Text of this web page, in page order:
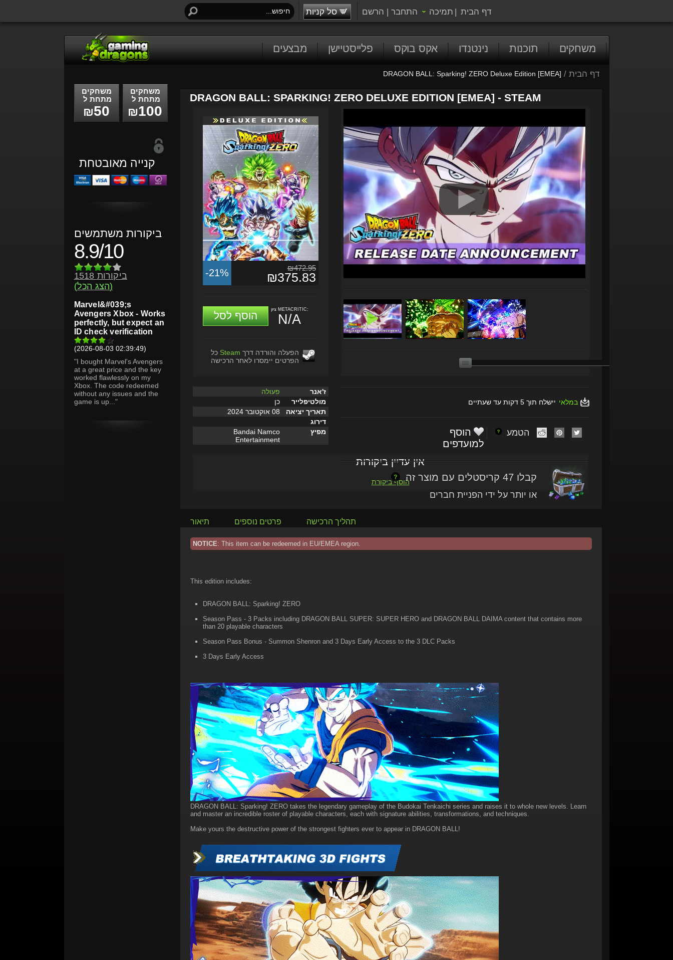
דף הבית | תמיכה התחבר | הרשם סל קניות
מבצעים פלייסטיישן אקס בוקס נינטנדו תוכנות משחקים
דף הבית /
DRAGON BALL: Sparking! ZERO Deluxe Edition [EMEA]
משחקים
מתחת ל
₪50
משחקים
מתחת ל
₪100
קנייה מאובטחת
ביקורות משתמשים
8.9/10
1518 ביקורות
(הצג הכל)
Marvel&#039;s
Avengers Xbox - Works
perfectly, but expect an
ID check verification
(2026-08-03 02:39:49)
"I bought Marvel's Avengers
at a great price and the key
worked flawlessly on my
Xbox. The code redeemed
without any issues and the
game is up..."
DRAGON BALL: SPARKING! ZERO DELUXE EDITION [EMEA] - STEAM
-21% ₪472.95
₪375.83
הוסף לסל
ציון METACRITIC:
N/A
הפעלה והורדה דרך Steam כל
הפרטים יימסרו לאחר הרכישה
ז'אנר
פעולה
מולטיפלייר
כן
תאריך יציאה
08 אוקטובר 2024
דירוג
מפיץ
Bandai Namco
Entertainment
אין עדיין ביקורות
הוסף ביקורת
במלאי יישלח תוך 5 דקות עד שעתיים
הטמע
הוסף
למועדפים
קבלו 47 קריסטלים עם מוצר זה
או יותר על ידי הפניית חברים
תיאור פרטים נוספים תהליך הרכישה
NOTICE: This item can be redeemed in EU/EMEA region.
This edition includes:
DRAGON BALL: Sparking! ZERO
Season Pass - 3 Packs including DRAGON BALL SUPER: SUPER HERO and DRAGON BALL DAIMA content that contains more
than 20 playable characters
Season Pass Bonus - Summon Shenron and 3 Days Early Access to the 3 DLC Packs
3 Days Early Access
DRAGON BALL: Sparking! ZERO takes the legendary gameplay of the Budokai Tenkaichi series and raises it to whole new levels. Learn
and master an incredible roster of playable characters, each with signature abilities, transformations, and techniques.
Make yours the destructive power of the strongest fighters ever to appear in DRAGON BALL!